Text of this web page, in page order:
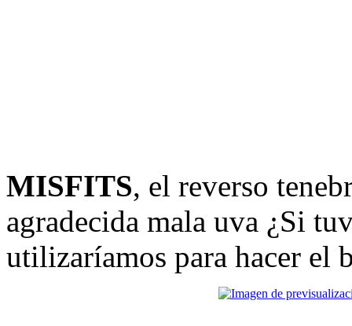
MISFITS, el reverso
agradecida mala uva ¿Si
utilizaríamos para hacer el